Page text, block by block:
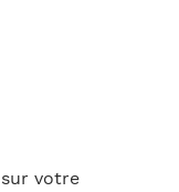
sur votre